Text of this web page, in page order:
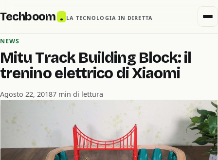
Techboom . LA TECNOLOGIA IN DIRETTA
NEWS
Mitu Track Building Block: il
trenino elettrico di Xiaomi
Agosto 22, 20187 min di lettura